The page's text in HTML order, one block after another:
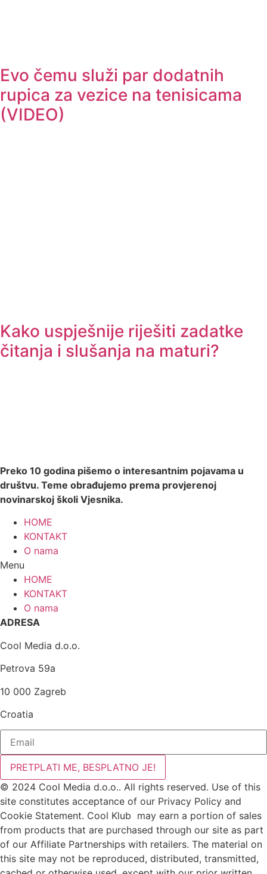
Evo čemu služi par dodatnih
rupica za vezice na tenisicama
(VIDEO)
Kako uspješnije riješiti zadatke
čitanja i slušanja na maturi?
Preko 10 godina pišemo o interesantnim pojavama u
društvu. Teme obrađujemo prema provjerenoj
novinarskoj školi Vjesnika.
HOME
KONTAKT
O nama
Menu
HOME
KONTAKT
O nama
ADRESA
Cool Media d.o.o.
Petrova 59a
10 000 Zagreb
Croatia
PRETPLATI ME, BESPLATNO JE!
© 2024 Cool Media d.o.o.. All rights reserved. Use of this
site constitutes acceptance of our Privacy Policy and
Cookie Statement. Cool Klub may earn a portion of sales
from products that are purchased through our site as part
of our Affiliate Partnerships with retailers. The material on
this site may not be reproduced, distributed, transmitted,